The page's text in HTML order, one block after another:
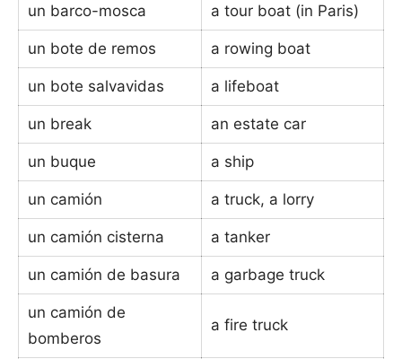
un barco-mosca a tour boat (in Paris)
un bote de remos a rowing boat
un bote salvavidas a lifeboat
un break an estate car
un buque a ship
un camión a truck, a lorry
un camión cisterna a tanker
un camión de basura a garbage truck
un camión de
bomberos
a fire truck